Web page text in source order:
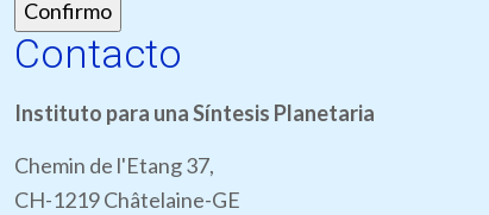
Contacto
Instituto para una Síntesis Planetaria
Chemin de l'Etang 37,
CH-1219 Châtelaine-GE